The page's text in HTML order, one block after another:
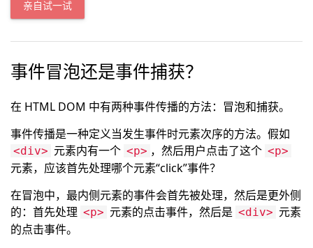
亲自试一试
事件冒泡还是事件捕获？
在 HTML DOM 中有两种事件传播的方法：冒泡和捕获。
事件传播是一种定义当发生事件时元素次序的方法。假如
<div> 元素内有一个 <p> ，然后用户点击了这个 <p>
元素，应该首先处理哪个元素“click”事件？
在冒泡中，最内侧元素的事件会首先被处理，然后是更外侧
的：首先处理 <p> 元素的点击事件，然后是 <div> 元素
的点击事件。